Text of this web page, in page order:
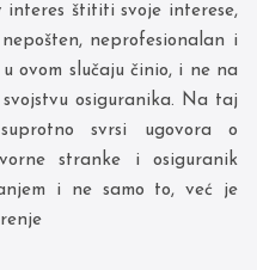
interes štititi svoje interese,
neprofesionalan i
ovom slučaju činio, i ne na
osiguranika. Na taj
svrsi ugovora o
stranke i osiguranik
i ne samo to, već je